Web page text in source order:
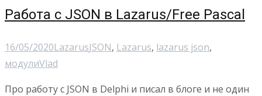
Работа с JSON в Lazarus/Free Pascal
16/05/2020LazarusJSON, Lazarus, lazarus json,
модулиVlad
Про работу с JSON в Delphi и писал в блоге и не один